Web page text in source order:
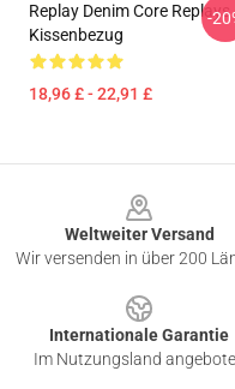
Replay Denim Core Replays
Kissenbezug
18,96 £ - 22,91 £
-
Weltweiter Versand
Wir versenden in über 200
Internationale Garantie
Im Nutzungsland